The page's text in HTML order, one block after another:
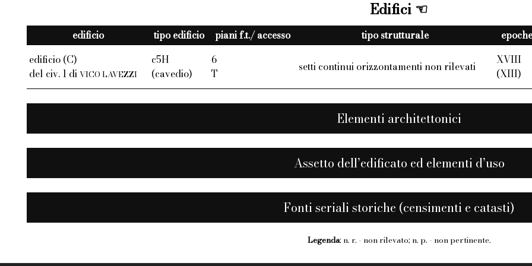
Edifici
edificio tipo edificio piani f.t./ accesso tipo strutturale
edificio (C)
del civ. 1 di VICO LAVEZZI
c5H
(cavedio)
6
T
setti continui orizzontamenti non rilevati
XVIII
(XIII)
Elementi architettonici
Assetto dell’edificato ed elementi d’uso
Fonti seriali storiche (censimenti e catasti)
Legenda: n. r. - non rilevato; n. p. - non pertinente.